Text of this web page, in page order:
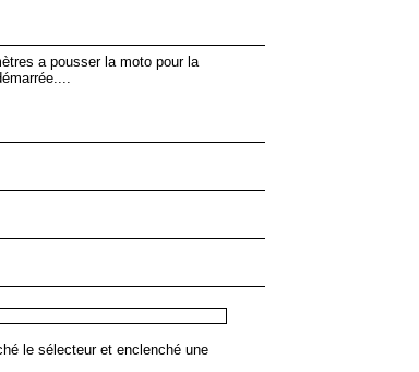
a pousser la moto pour la
le sélecteur et enclenché une